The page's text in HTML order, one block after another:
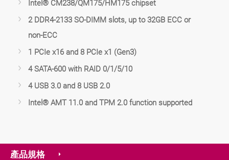
Intel® CM238/QM175/HM175 chipset
2 DDR4-2133 SO-DIMM slots, up to 32GB ECC or
non-ECC
1 PCIe x16 and 8 PCIe x1 (Gen3)
4 SATA-600 with RAID 0/1/5/10
4 USB 3.0 and 8 USB 2.0
Intel® AMT 11.0 and TPM 2.0 function supported
產品規格